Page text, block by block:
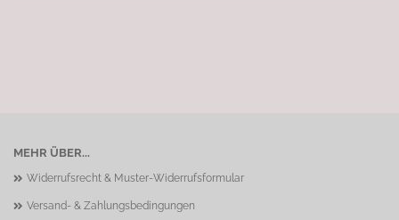
MEHR ÜBER...
Widerrufsrecht & Muster-Widerrufsformular
Versand- & Zahlungsbedingungen